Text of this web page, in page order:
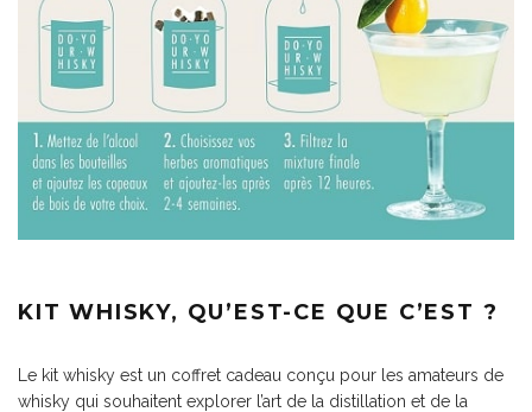
KIT WHISKY, QU’EST-CE QUE C’EST ?
Le kit whisky est un coffret cadeau conçu pour les amateurs de
whisky qui souhaitent explorer l’art de la distillation et de la